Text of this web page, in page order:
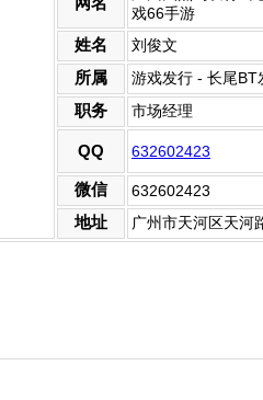
戏66手游
姓名 刘俊文
所属
游戏发行 - 长尾BT
职务 市场经理
QQ 632602423
微信 632602423
地址
广州市天河区天河